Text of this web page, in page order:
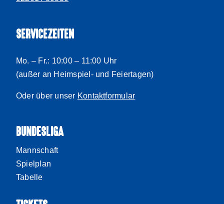
SERVICEZEITEN
Mo. – Fr.: 10:00 – 11:00 Uhr
(außer an Heimspiel- und Feiertagen)
Oder über unser Kontaktformular
BUNDESLIGA
Mannschaft
Spielplan
Tabelle